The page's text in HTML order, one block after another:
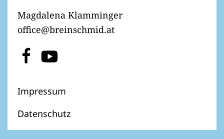
Magdalena Klamminger
office@breinschmid.at
Impressum
Datenschutz